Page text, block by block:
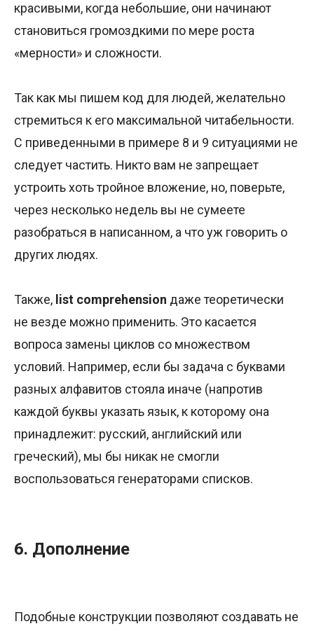
красивыми, когда небольшие, они начинают
становиться громоздкими по мере роста
«мерности» и сложности.
Так как мы пишем код для людей, желательно
стремиться к его максимальной читабельности.
С приведенными в примере 8 и 9 ситуациями не
следует частить. Никто вам не запрещает
устроить хоть тройное вложение, но, поверьте,
через несколько недель вы не сумеете
разобраться в написанном, а что уж говорить о
других людях.
Также, list comprehension даже теоретически
не везде можно применить. Это касается
вопроса замены циклов со множеством
условий. Например, если бы задача с буквами
разных алфавитов стояла иначе (напротив
каждой буквы указать язык, к которому она
принадлежит: русский, английский или
греческий), мы бы никак не смогли
воспользоваться генераторами списков.
6. Дополнение
Подобные конструкции позволяют создавать не